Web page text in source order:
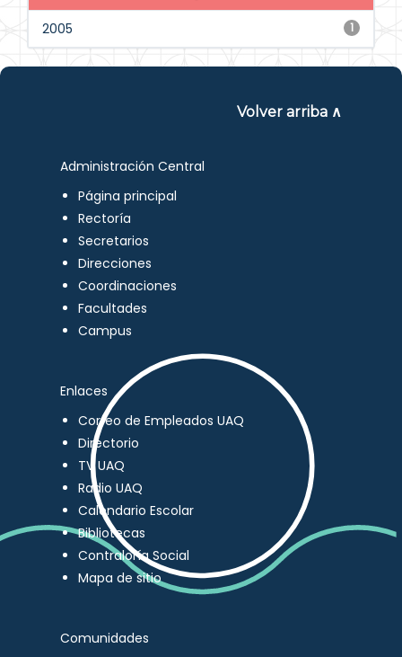
1
2005
Volver arriba ∧
Administración Central
Página principal
Rectoría
Secretarios
Direcciones
Coordinaciones
Facultades
Campus
Enlaces
Correo de Empleados UAQ
Directorio
TV UAQ
Radio UAQ
Calendario Escolar
Bibliotecas
Contraloría Social
Mapa de sitio
Comunidades